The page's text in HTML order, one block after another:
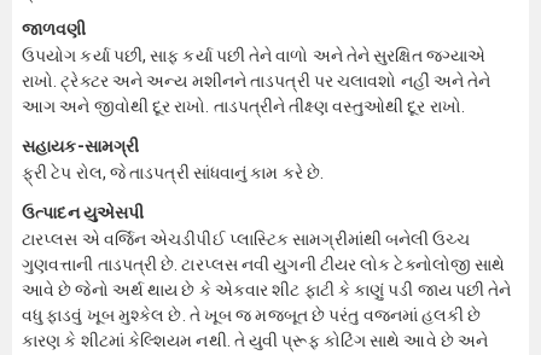
જાળવણી
ઉપયોગ કર્યા પછી, સાફ કર્યા પછી તેને વાળો અને તેને સુરક્ષિત જગ્યાએ
રાખો. ટ્રેક્ટર અને અન્ય મશીનને તાડપત્રી પર ચલાવશો નહીં અને તેને
આગ અને જીવોથી દૂર રાખો. તાડપત્રીને તીક્ષ્ણ વસ્તુઓથી દૂર રાખો.
સહાયક-સામગ્રી
ફ્રી ટેપ રોલ, જે તાડપત્રી સાંધવાનું કામ કરે છે.
ઉત્પાદન યુએસપી
ટારપ્લસ એ વર્જિન એચડીપીઈ પ્લાસ્ટિક સામગ્રીમાંથી બનેલી ઉચ્ચ
ગુણવત્તાની તાડપત્રી છે. ટારપ્લસ નવી યુગની ટીયર લોક ટેક્નોલોજી સાથે
આવે છે જેનો અર્થ થાય છે કે એકવાર શીટ ફાટી કે કાણું પડી જાય પછી તેને
વધુ ફાડવું ખૂબ મુશ્કેલ છે. તે ખૂબ જ મજબૂત છે પરંતુ વજનમાં હલકી છે
કારણ કે શીટમાં કેલ્શિયમ નથી. તે યુવી પ્રૂફ કોટિંગ સાથે આવે છે અને